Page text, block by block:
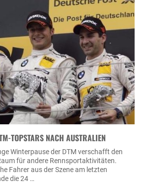
TOPSTARS NACH AUSTRALIEN
Winterpause der DTM verschafft den
für andere Rennsportaktivitäten.
Fahrer aus der Szene am letzten
die 24 …